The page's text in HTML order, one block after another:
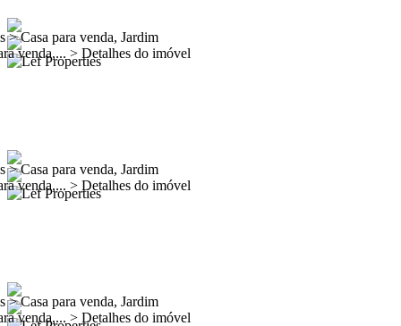
>Casa para venda, Jardim
venda,... > Detalhes do imóvel
>Casa para venda, Jardim
venda,... > Detalhes do imóvel
>Casa para venda, Jardim
venda,... > Detalhes do imóvel